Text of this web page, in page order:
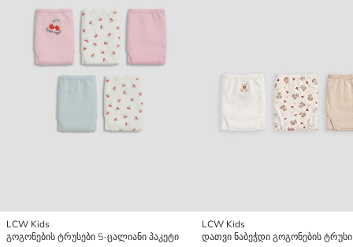
LCW Kids
გოგონების ტრუსები 5-ცალიანი პაკეტი
LCW Kids